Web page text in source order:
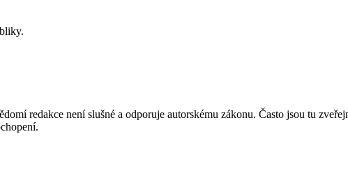
redakce není slušné a odporuje autorskému zákonu. Často jsou tu